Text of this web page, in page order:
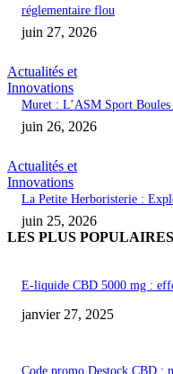
réglementaire flou
juin 27, 2026
Actualités et
Innovations
Muret : L’ASM Sport Boules
juin 26, 2026
Actualités et
Innovations
La Petite Herboristerie :
juin 25, 2026
LES PLUS POPULAIRES
E-liquide CBD 5000 mg :
janvier 27, 2025
Code promo Destock CBD :